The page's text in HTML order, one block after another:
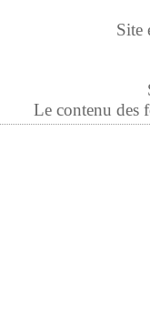
Site
Le contenu des